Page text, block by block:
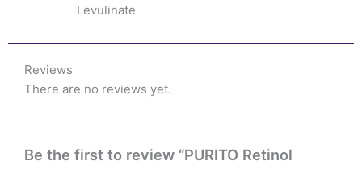
Levulinate
Reviews
There are no reviews yet.
Be the first to review “PURITO Retinol